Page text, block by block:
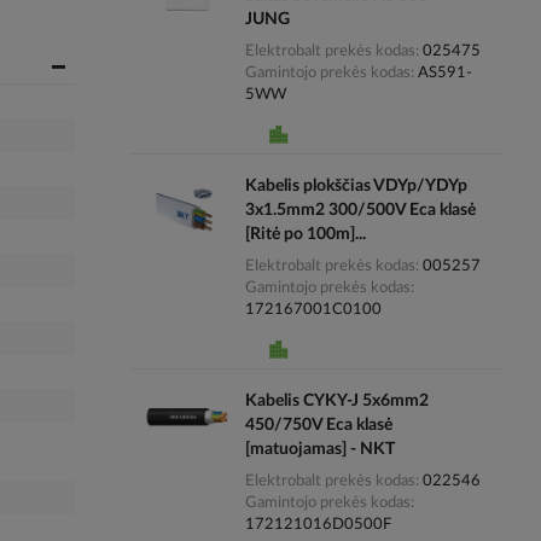
JUNG
Elektrobalt prekės kodas 025475
Gamintojo prekės kodas AS591-
5WW
Kabelis plokščias VDYp/YDYp
3x1.5mm2 300/500V Eca klasė
[Ritė po 100m]...
Elektrobalt prekės kodas 005257
Gamintojo prekės kodas
172167001C0100
Kabelis CYKY-J 5x6mm2
450/750V Eca klasė
[matuojamas] - NKT
Elektrobalt prekės kodas 022546
Gamintojo prekės kodas
172121016D0500F